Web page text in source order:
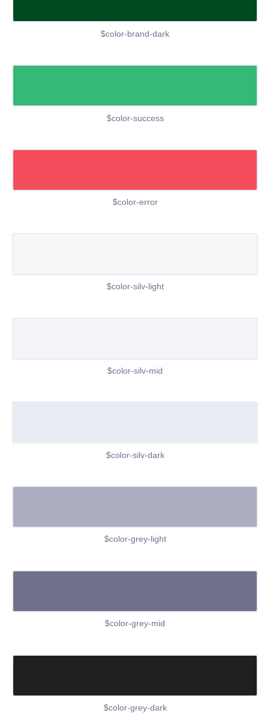
$color-brand-dark
$color-success
$color-error
$color-silv-light
$color-silv-mid
$color-silv-dark
$color-grey-light
$color-grey-mid
$color-grey-dark